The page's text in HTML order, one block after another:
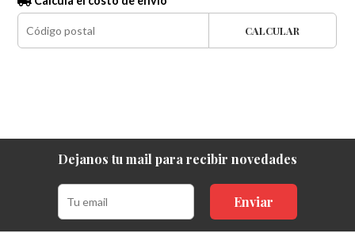
CALCULAR
Dejanos tu mail para recibir novedades
Enviar